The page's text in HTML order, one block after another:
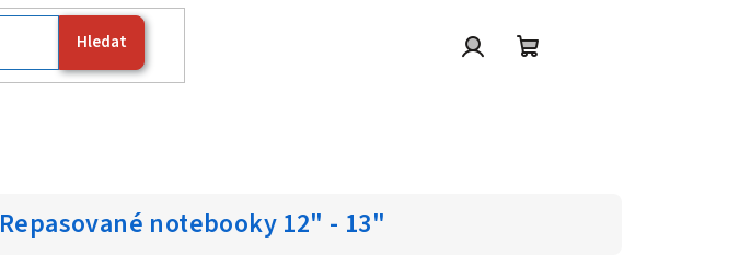
Hledat
Repasované notebooky 12" - 13"